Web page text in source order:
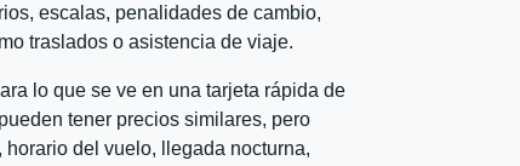
escalas, penalidades de cambio,
traslados o asistencia de viaje.
lo que se ve en una tarjeta rápida de
tener precios similares, pero
del vuelo, llegada nocturna,